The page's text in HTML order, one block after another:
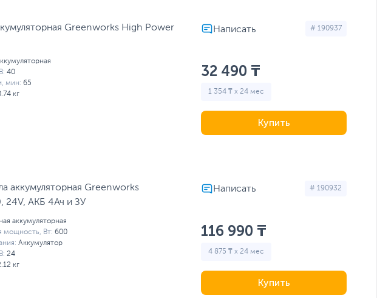
Greenworks High Power
40
мин: 65
кг
# 190937
32 490 ₸
1 354 ₸ x 24 мес
Купить
аккумуляторная Greenworks
24V, АКБ 4Ач и ЗУ
аккумуляторная
мощность, Вт: 600
Аккумулятор
24
кг
# 190932
116 990 ₸
4 875 ₸ x 24 мес
Купить